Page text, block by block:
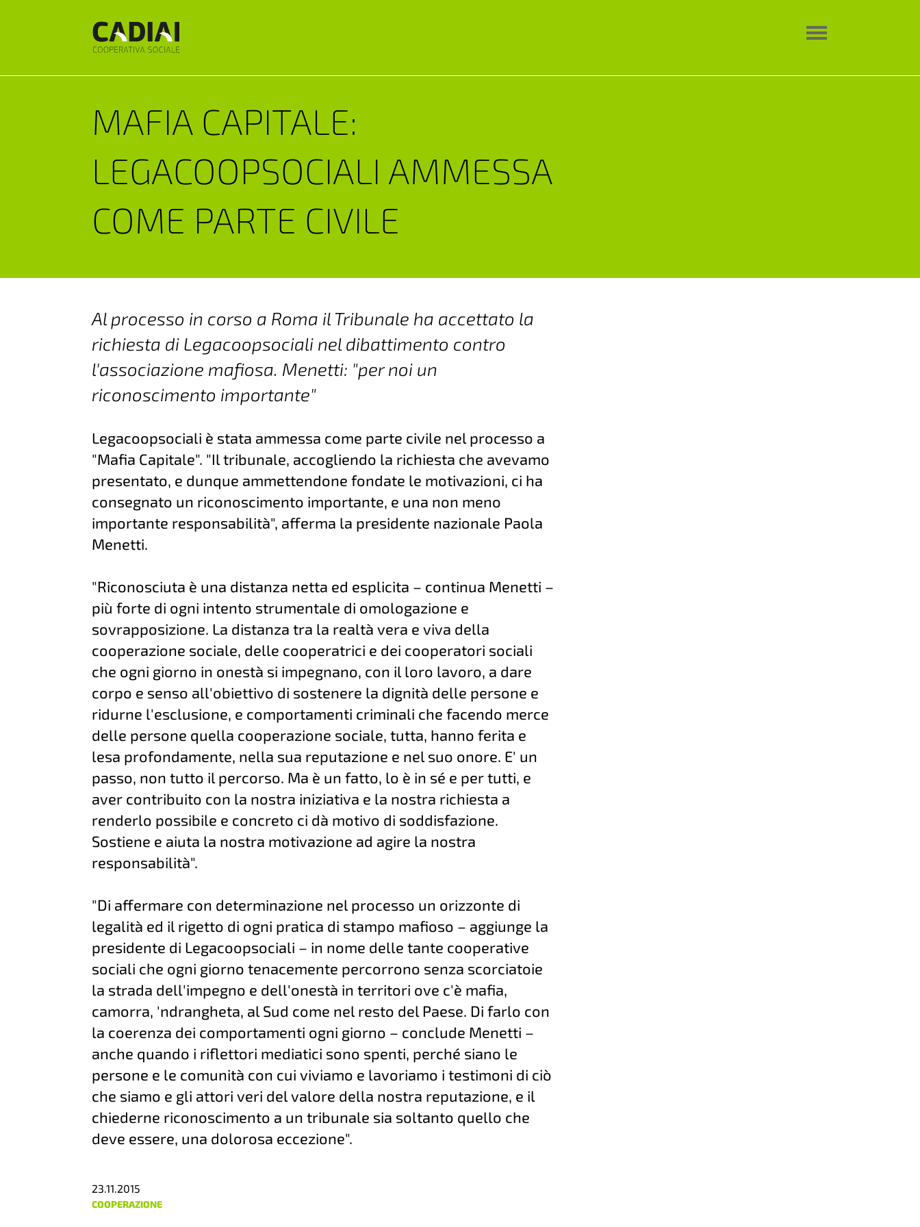
MAFIA CAPITALE:
LEGACOOPSOCIALI AMMESSA
COME PARTE CIVILE
Al processo in corso a Roma il Tribunale ha accettato la
richiesta di Legacoopsociali nel dibattimento contro
l'associazione mafiosa. Menetti: "per noi un
riconoscimento importante"
Legacoopsociali è stata ammessa come parte civile nel processo a
"Mafia Capitale". "Il tribunale, accogliendo la richiesta che avevamo
presentato, e dunque ammettendone fondate le motivazioni, ci ha
consegnato un riconoscimento importante, e una non meno
importante responsabilità", afferma la presidente nazionale Paola
Menetti.
"Riconosciuta è una distanza netta ed esplicita – continua Menetti –
più forte di ogni intento strumentale di omologazione e
sovrapposizione. La distanza tra la realtà vera e viva della
cooperazione sociale, delle cooperatrici e dei cooperatori sociali
che ogni giorno in onestà si impegnano, con il loro lavoro, a dare
corpo e senso all'obiettivo di sostenere la dignità delle persone e
ridurne l'esclusione, e comportamenti criminali che facendo merce
delle persone quella cooperazione sociale, tutta, hanno ferita e
lesa profondamente, nella sua reputazione e nel suo onore. E' un
passo, non tutto il percorso. Ma è un fatto, lo è in sé e per tutti, e
aver contribuito con la nostra iniziativa e la nostra richiesta a
renderlo possibile e concreto ci dà motivo di soddisfazione.
Sostiene e aiuta la nostra motivazione ad agire la nostra
responsabilità".
"Di affermare con determinazione nel processo un orizzonte di
legalità ed il rigetto di ogni pratica di stampo mafioso – aggiunge la
presidente di Legacoopsociali – in nome delle tante cooperative
sociali che ogni giorno tenacemente percorrono senza scorciatoie
la strada dell'impegno e dell'onestà in territori ove c'è mafia,
camorra, 'ndrangheta, al Sud come nel resto del Paese. Di farlo con
la coerenza dei comportamenti ogni giorno – conclude Menetti –
anche quando i riflettori mediatici sono spenti, perché siano le
persone e le comunità con cui viviamo e lavoriamo i testimoni di ciò
che siamo e gli attori veri del valore della nostra reputazione, e il
chiederne riconoscimento a un tribunale sia soltanto quello che
deve essere, una dolorosa eccezione".
23.11.2015
COOPERAZIONE